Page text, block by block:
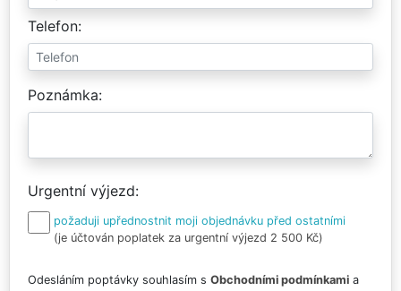
Telefon
Poznámka
Urgentní výjezd
požaduji upřednostnit moji objednávku před ostatními
(je účtován poplatek za urgentní výjezd 2 500 Kč)
Odesláním poptávky souhlasím s Obchodními podmínkami a